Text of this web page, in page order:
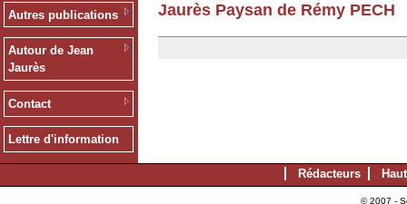
Autres publications
Autour de Jean
Jaurès
Contact
Lettre d'information
Jaurès Paysan de Rémy PECH
Rédacteurs
© 2007 -